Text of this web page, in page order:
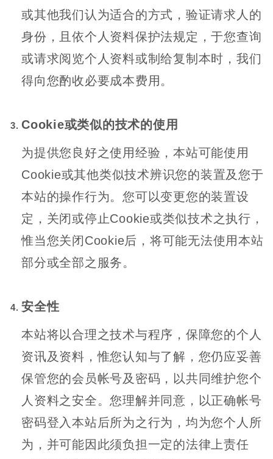
或其他我们认为适合的方式，验证请求人的
身份，且依个人资料保护法规定，于您查询
或请求阅览个人资料或制给复制本时，我们
得向您酌收必要成本费用。
Cookie或类似的技术的使用
为提供您良好之使用经验，本站可能使用
Cookie或其他类似技术辨识您的装置及您于
本站的操作行为。您可以变更您的装置设
定，关闭或停止Cookie或类似技术之执行，
惟当您关闭Cookie后，将可能无法使用本站
部分或全部之服务。
安全性
本站将以合理之技术与程序，保障您的个人
资讯及资料，惟您认知与了解，您仍应妥善
保管您的会员帐号及密码，以共同维护您个
人资料之安全。您理解并同意，以正确帐号
密码登入本站后所为之行为，均为您个人所
为，并可能因此须负担一定的法律上责任